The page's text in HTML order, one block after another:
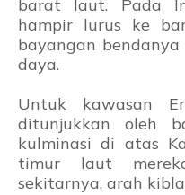
barat laut. Pada
hampir lurus ke
bayangan
daya.
Untuk kawasan
ditunjukkan oleh
kulminasi di atas
timur laut
sekitarnya, arah